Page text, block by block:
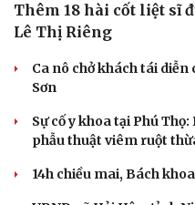
Sản phụ khoa
Nhi khoa
Làm đẹp - giảm cân
Phòng mạch online
Thêm 18 hài cốt liệt sĩ
Lê Thị Riêng
Ca nô chở khách tái
Sơn
Sự cố y khoa tại Phú
phẫu thuật viêm ruột
14h chiều mai, Bách